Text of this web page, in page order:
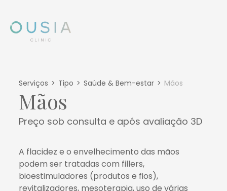
Serviços Tipo Saúde & Bem-estar Mãos
Mãos
Preço sob consulta e após avaliação 3D
A flacidez e o envelhecimento das mãos
podem ser tratadas com fillers,
bioestimuladores (produtos e fios),
revitalizadores, mesoterapia, uso de várias